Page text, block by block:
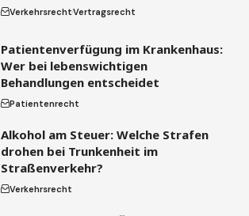
VerkehrsrechtVertragsrecht
Patientenverfügung im Krankenhaus:
Wer bei lebenswichtigen
Behandlungen entscheidet
Patientenrecht
Alkohol am Steuer: Welche Strafen
drohen bei Trunkenheit im
Straßenverkehr?
Verkehrsrecht